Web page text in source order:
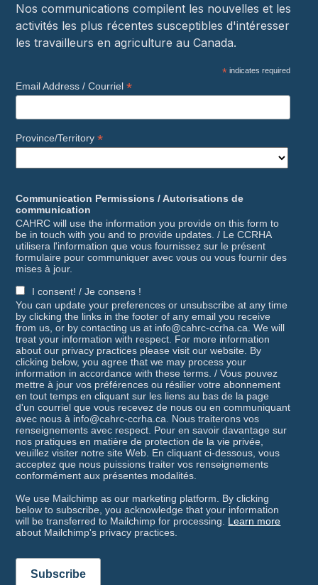
Nos communications compilent les nouvelles et les
activités les plus récentes susceptibles d'intéresser
les travailleurs en agriculture au Canada.
* indicates required
Email Address / Courriel*
Province/Territory*
Communication Permissions / Autorisations de
communication
CAHRC will use the information you provide on this form to
be in touch with you and to provide updates. / Le CCRHA
utilisera l'information que vous fournissez sur le présent
formulaire pour communiquer avec vous ou vous fournir des
mises à jour.
I consent! / Je consens !
You can update your preferences or unsubscribe at any time
by clicking the links in the footer of any email you receive
from us, or by contacting us at info@cahrc-ccrha.ca. We will
treat your information with respect. For more information
about our privacy practices please visit our website. By
clicking below, you agree that we may process your
information in accordance with these terms. / Vous pouvez
mettre à jour vos préférences ou résilier votre abonnement
en tout temps en cliquant sur les liens au bas de la page
d'un courriel que vous recevez de nous ou en communiquant
avec nous à info@cahrc-ccrha.ca. Nous traiterons vos
renseignements avec respect. Pour en savoir davantage sur
nos pratiques en matière de protection de la vie privée,
veuillez visiter notre site Web. En cliquant ci-dessous, vous
acceptez que nous puissions traiter vos renseignements
conformément aux présentes modalités.
We use Mailchimp as our marketing platform. By clicking
below to subscribe, you acknowledge that your information
will be transferred to Mailchimp for processing. Learn more
about Mailchimp's privacy practices.